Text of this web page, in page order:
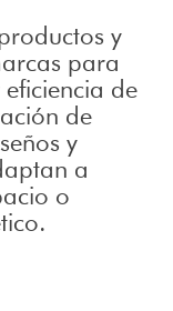
y
para
de
de
y
a
o